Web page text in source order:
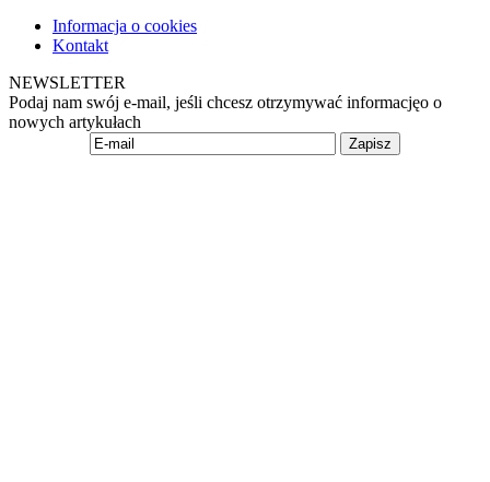
Informacja o cookies
Kontakt
NEWSLETTER
Podaj nam swój e-mail, jeśli chcesz otrzymywać informacjęo o
nowych artykułach
Zapisz